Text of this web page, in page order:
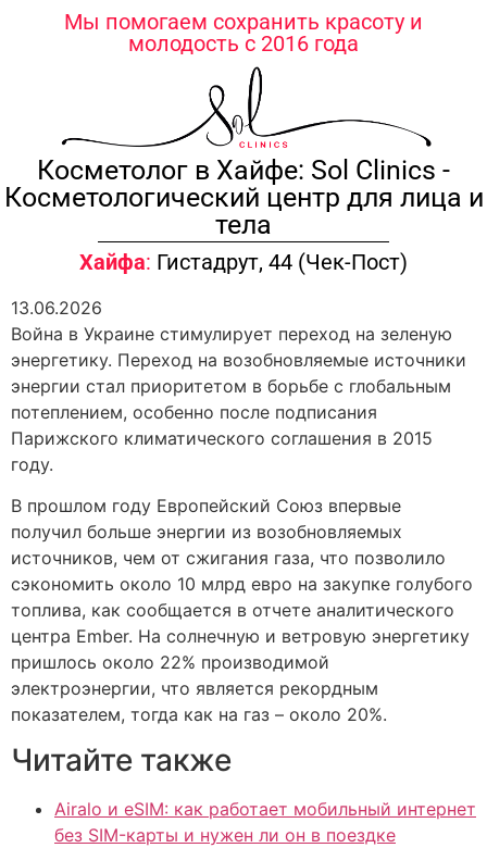
содержимомуМы помогаем сохранить красоту и
молодость с 2016 года
Косметолог в Хайфе: Sol Clinics -
Косметологический центр для лица и
тела
Хайфа: Гистадрут, 44 (Чек-Пост)
13.06.2026
Война в Украине стимулирует переход на зеленую
энергетику. Переход на возобновляемые источники
энергии стал приоритетом в борьбе с глобальным
потеплением, особенно после подписания
Парижского климатического соглашения в 2015
году.
В прошлом году Европейский Союз впервые
получил больше энергии из возобновляемых
источников, чем от сжигания газа, что позволило
сэкономить около 10 млрд евро на закупке голубого
топлива, как сообщается в отчете аналитического
центра Ember. На солнечную и ветровую энергетику
пришлось около 22% производимой
электроэнергии, что является рекордным
показателем, тогда как на газ – около 20%.
Читайте также
Airalo и eSIM: как работает мобильный интернет
без SIM-карты и нужен ли он в поездке